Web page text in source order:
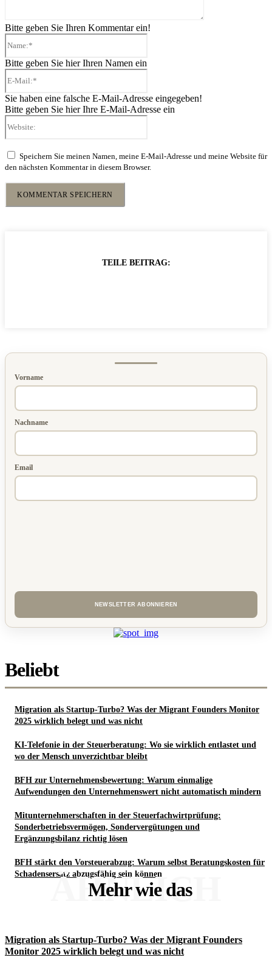
Bitte geben Sie Ihren Kommentar ein!
Bitte geben Sie hier Ihren Namen ein
Sie haben eine falsche E-Mail-Adresse eingegeben!
Bitte geben Sie hier Ihre E-Mail-Adresse ein
Speichern Sie meinen Namen, meine E-Mail-Adresse und meine Website für
den nächsten Kommentar in diesem Browser.
TEILE BEITRAG:
Vorname
Nachname
Email
Beliebt
Migration als Startup-Turbo? Was der Migrant Founders Monitor
2025 wirklich belegt und was nicht
KI-Telefonie in der Steuerberatung: Wo sie wirklich entlastet und
wo der Mensch unverzichtbar bleibt
BFH zur Unternehmensbewertung: Warum einmalige
Aufwendungen den Unternehmenswert nicht automatisch mindern
Mitunternehmerschaften in der Steuerfachwirtprüfung:
Sonderbetriebsvermögen, Sondervergütungen und
Ergänzungsbilanz richtig lösen
BFH stärkt den Vorsteuerabzug: Warum selbst Beratungskosten für
Schadensersatz abzugsfähig sein können
Mehr wie das
ÄHNLICH
Migration als Startup-Turbo? Was der Migrant Founders
Monitor 2025 wirklich belegt und was nicht